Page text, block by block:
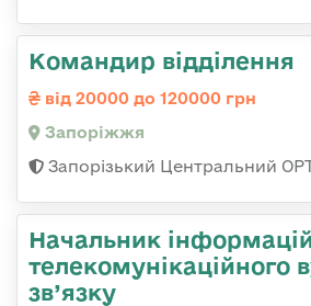
Командир відділення
від 20000 до 120000 грн
Запоріжжя
Запорізький Центральний
Начальник
телекомунікаційного
зв’язку